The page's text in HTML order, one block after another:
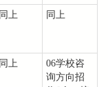
同上 同上
同上
06学校咨
询方向招